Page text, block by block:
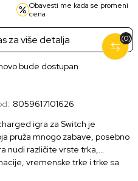
Obavesti me kada se promeni
cena
za više detalja
bude dostupan
8059617101626
igra za Switch je
pruža mnogo zabave, posebno
nudi različite vrste trka,
vremenske trke i trke sa
(0)